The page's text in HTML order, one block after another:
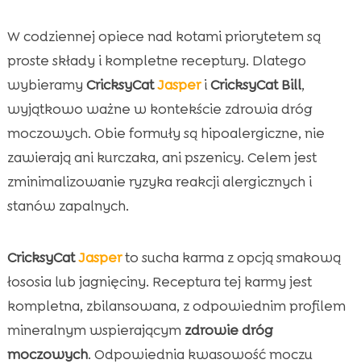
W codziennej opiece nad kotami priorytetem są
proste składy i kompletne receptury. Dlatego
wybieramy CricksyCatJasperiCricksyCat Bill,
wyjątkowo ważne w kontekście zdrowia dróg
moczowych. Obie formuły są hipoalergiczne, nie
zawierają ani kurczaka, ani pszenicy. Celem jest
zminimalizowanie ryzyka reakcji alergicznych i
stanów zapalnych.
CricksyCatJasperto sucha karma z opcją smakową
łososia lub jagnięciny. Receptura tej karmy jest
kompletna, zbilansowana, z odpowiednim profilem
mineralnym wspierającym zdrowie dróg
moczowych. Odpowiednia kwasowość moczu